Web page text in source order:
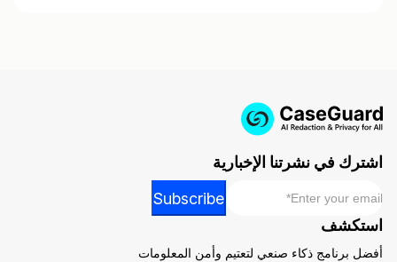
اشترك في نشرتنا الإخبارية
Email
Subscribe
استكشف
أفضل برنامج ذكاء صنعي لتعتيم وأمن المعلومات